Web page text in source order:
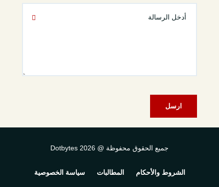
ارسل
جميع الحقوق محفوظة @ Dotbytes 2026
الشروط والأحكام المطالبات سياسة الخصوصية